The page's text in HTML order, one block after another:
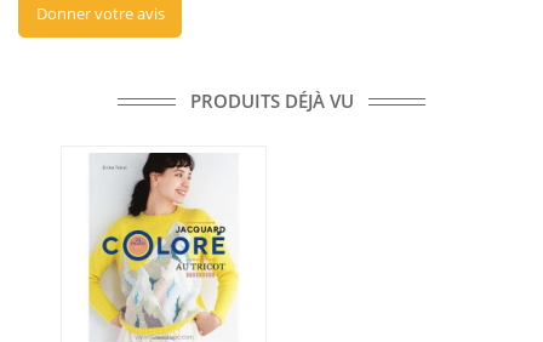
Donner votre avis
PRODUITS DÉJÀ VU